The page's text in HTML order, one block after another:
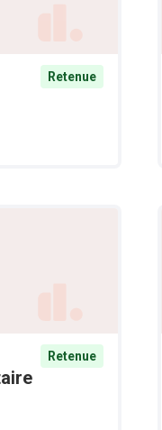
Retenue
Retenue